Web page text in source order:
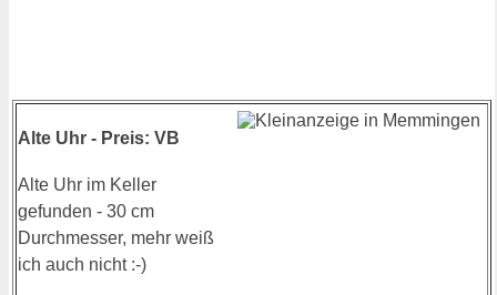
Alte Uhr - Preis: VB
Alte Uhr im Keller
gefunden - 30 cm
Durchmesser, mehr weiß
ich auch nicht :-)